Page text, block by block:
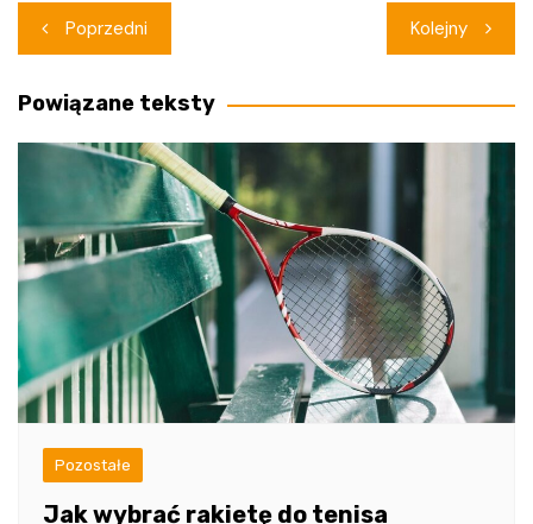
Nawigacja
wpisu
Poprzedni Kolejny
Powiązane teksty
Pozostałe
Jak wybrać rakietę do tenisa